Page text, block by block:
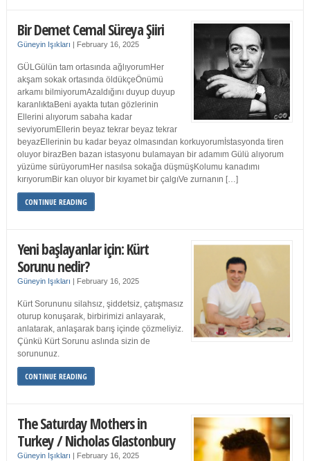
Bir Demet Cemal Süreya Şiiri
Güneyin Işıkları | February 16, 2025
GÜLGülün tam ortasında ağlıyorumHer
akşam sokak ortasında öldükçeÖnümü
arkamı bilmiyorumAzaldığını duyup duyup
karanlıktaBeni ayakta tutan gözlerinin
Ellerini alıyorum sabaha kadar
seviyorumEllerin beyaz tekrar beyaz tekrar
beyazEllerinin bu kadar beyaz olmasından korkuyorumİstasyonda tiren
oluyor birazBen bazan istasyonu bulamayan bir adamım Gülü alıyorum
yüzüme sürüyorumHer nasılsa sokağa düşmüşKolumu kanadımı
kırıyorumBir kan oluyor bir kıyamet bir çalgıVe zurnanın […]
CONTINUE READING
Yeni başlayanlar için: Kürt
Sorunu nedir?
Güneyin Işıkları | February 16, 2025
Kürt Sorununu silahsız, şiddetsiz, çatışmasız
oturup konuşarak, birbirimizi anlayarak,
anlatarak, anlaşarak barış içinde çözmeliyiz.
Çünkü Kürt Sorunu aslında sizin de
sorununuz.
CONTINUE READING
The Saturday Mothers in
Turkey / Nicholas Glastonbury
Güneyin Işıkları | February 16, 2025